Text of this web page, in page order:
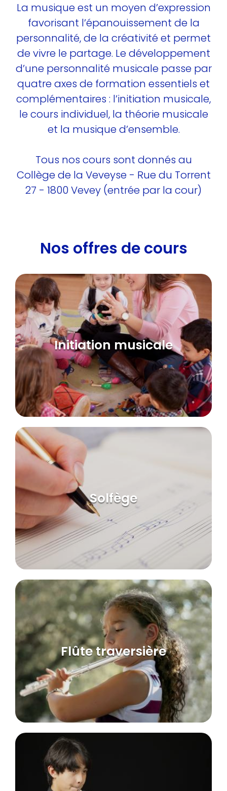
La musique est un moyen d’expression
favorisant l’épanouissement de la
personnalité, de la créativité et permet
de vivre le partage. Le développement
d’une personnalité musicale passe par
quatre axes de formation essentiels et
complémentaires : l’initiation musicale,
le cours individuel, la théorie musicale
et la musique d’ensemble.
Tous nos cours sont donnés au
Collège de la Veveyse - Rue du Torrent
27 - 1800 Vevey (entrée par la cour)
Nos offres de cours
Initiation musicale
Solfège
Flûte traversière